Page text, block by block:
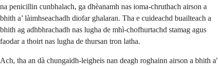
na penicillin cunbhalach, ga dhèanamh nas ioma-chruthach airson a
bhith a’ làimhseachadh diofar ghalaran. Tha e cuideachd buailteach a
bhith ag adhbhrachadh nas lugha de mhì-chofhurtachd stamag agus
faodar a thoirt nas lugha de thursan tron latha.
Ach, tha an dà chungaidh-leigheis nan deagh roghainn airson a bhith a'